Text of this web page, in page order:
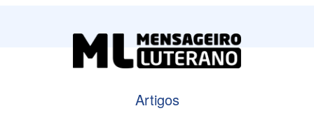
Artigos